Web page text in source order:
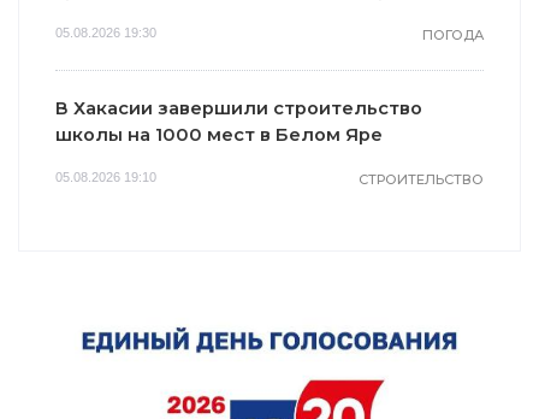
05.08.2026 19:30 ПОГОДА
В Хакасии завершили строительство
школы на 1000 мест в Белом Яре
05.08.2026 19:10 СТРОИТЕЛЬСТВО